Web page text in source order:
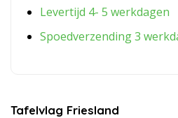
Levertijd 4- 5 werkdagen
Spoedverzending 3
Tafelvlag Friesland